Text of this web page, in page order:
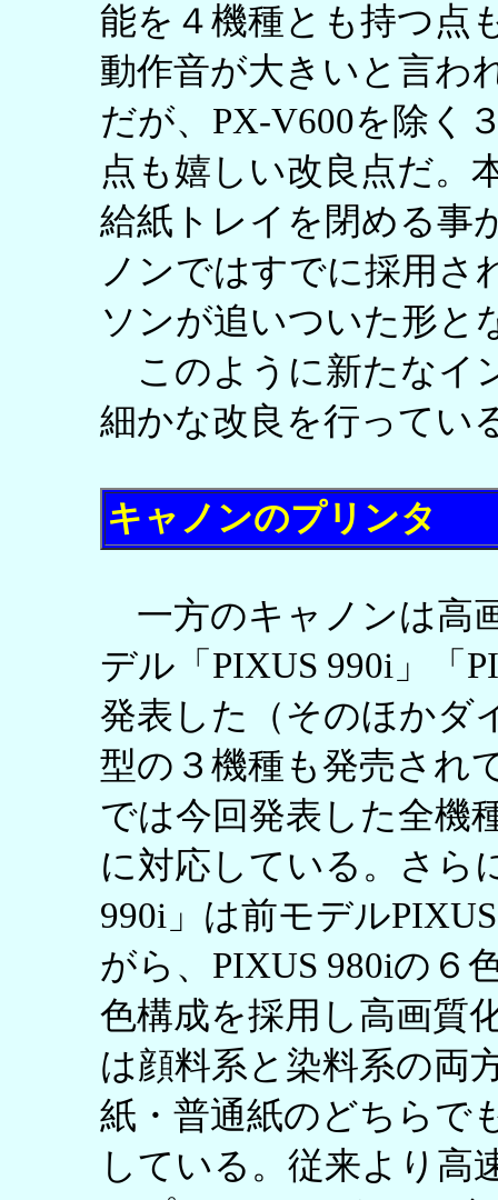
能を４機種とも持つ点
動作音が大きいと言わ
だが、PX-V600を除く
点も嬉しい改良点だ。
給紙トレイを閉める事
ノンではすでに採用さ
ソンが追いついた形と
このように新たなイ
細かな改良を行ってい
キャノンのプリンタ
一方のキャノンは高
デル「PIXUS 990i」「
発表した（そのほかダ
型の３機種も発売され
では今回発表した全機
に対応している。さら
990i」は前モデル
がら、PIXUS 980iの６
色構成を採用し高画質
は顔料系と染料系の両
紙・普通紙のどちらで
している。従来より高